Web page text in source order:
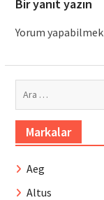
Bir yanıt yazın
Yorum
Markalar
Aeg
Altus